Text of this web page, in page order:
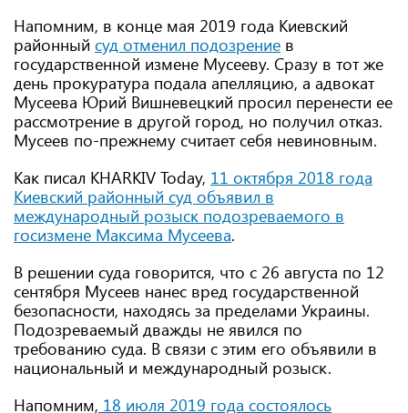
Напомним, в конце мая 2019 года Киевский
районный суд отменил подозрение в
государственной измене Мусееву. Сразу в тот же
день прокуратура подала апелляцию, а адвокат
Мусеева Юрий Вишневецкий просил перенести ее
рассмотрение в другой город, но получил отказ.
Мусеев по-прежнему считает себя невиновным.
Как писал KHARKIV Today, 11 октября 2018 года
Киевский районный суд объявил в
международный розыск подозреваемого в
госизмене Максима Мусеева.
В решении суда говорится, что с 26 августа по 12
сентября Мусеев нанес вред государственной
безопасности, находясь за пределами Украины.
Подозреваемый дважды не явился по
требованию суда. В связи с этим его объявили в
национальный и международный розыск.
Напомним, 18 июля 2019 года состоялось